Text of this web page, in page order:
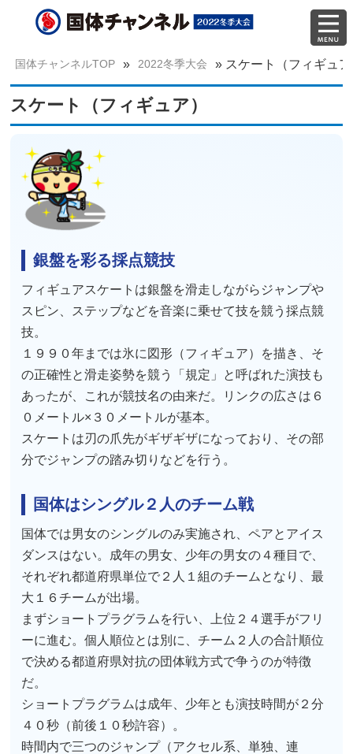
国体チャンネルTOP » 2022冬季大会 » スケート（フィギュ
スケート（フィギュア）
銀盤を彩る採点競技
フィギュアスケートは銀盤を滑走しながらジャンプや
スピン、ステップなどを音楽に乗せて技を競う採点競
技。
１９９０年までは氷に図形（フィギュア）を描き、そ
の正確性と滑走姿勢を競う「規定」と呼ばれた演技も
あったが、これが競技名の由来だ。リンクの広さは６
０メートル×３０メートルが基本。
スケートは刃の爪先がギザギザになっており、その部
分でジャンプの踏み切りなどを行う。
国体はシングル２人のチーム戦
国体では男女のシングルのみ実施され、ペアとアイス
ダンスはない。成年の男女、少年の男女の４種目で、
それぞれ都道府県単位で２人１組のチームとなり、最
大１６チームが出場。
まずショートプラグラムを行い、上位２４選手がフリ
ーに進む。個人順位とは別に、チーム２人の合計順位
で決める都道府県対抗の団体戦方式で争うのが特徴
だ。
ショートプラグラムは成年、少年とも演技時間が２分
４０秒（前後１０秒許容）。
時間内で三つのジャンプ（アクセル系、単独、連